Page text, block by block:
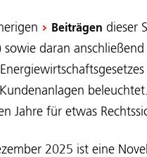
Beiträgen dieser
sowie daran
Jahre für etwas
2025 ist eine